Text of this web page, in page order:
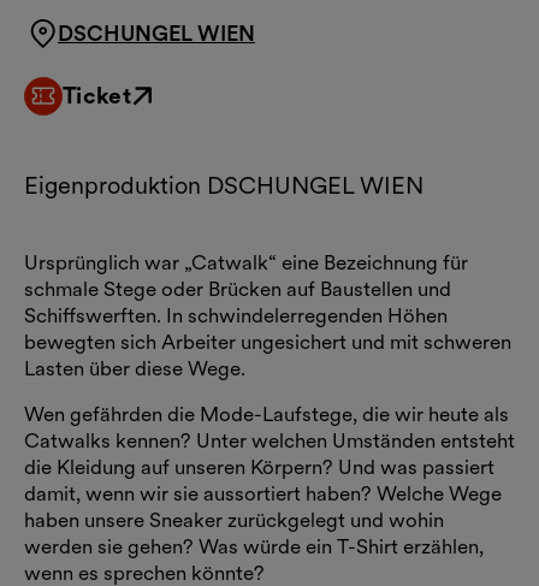
DSCHUNGEL WIEN
Ticket
Externer Link
Eigenproduktion DSCHUNGEL WIEN
Ursprünglich war „Catwalk“ eine Bezeichnung für
schmale Stege oder Brücken auf Baustellen und
Schiffswerften. In schwindelerregenden Höhen
bewegten sich Arbeiter ungesichert und mit schweren
Lasten über diese Wege.
Wen gefährden die Mode-Laufstege, die wir heute als
Catwalks kennen? Unter welchen Umständen entsteht
die Kleidung auf unseren Körpern? Und was passiert
damit, wenn wir sie aussortiert haben? Welche Wege
haben unsere Sneaker zurückgelegt und wohin
werden sie gehen? Was würde ein T-Shirt erzählen,
wenn es sprechen könnte?